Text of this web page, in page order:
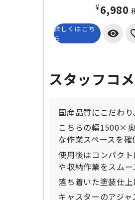
¥6,980
詳しくはこち
ら
visibility
スタッフコ
国産品質にこだわ
こちらの幅1500×
な作業スペースを確
使用後はコンパク
や収納作業をスムー
落ち着いた塗装仕
キャスターのアジ